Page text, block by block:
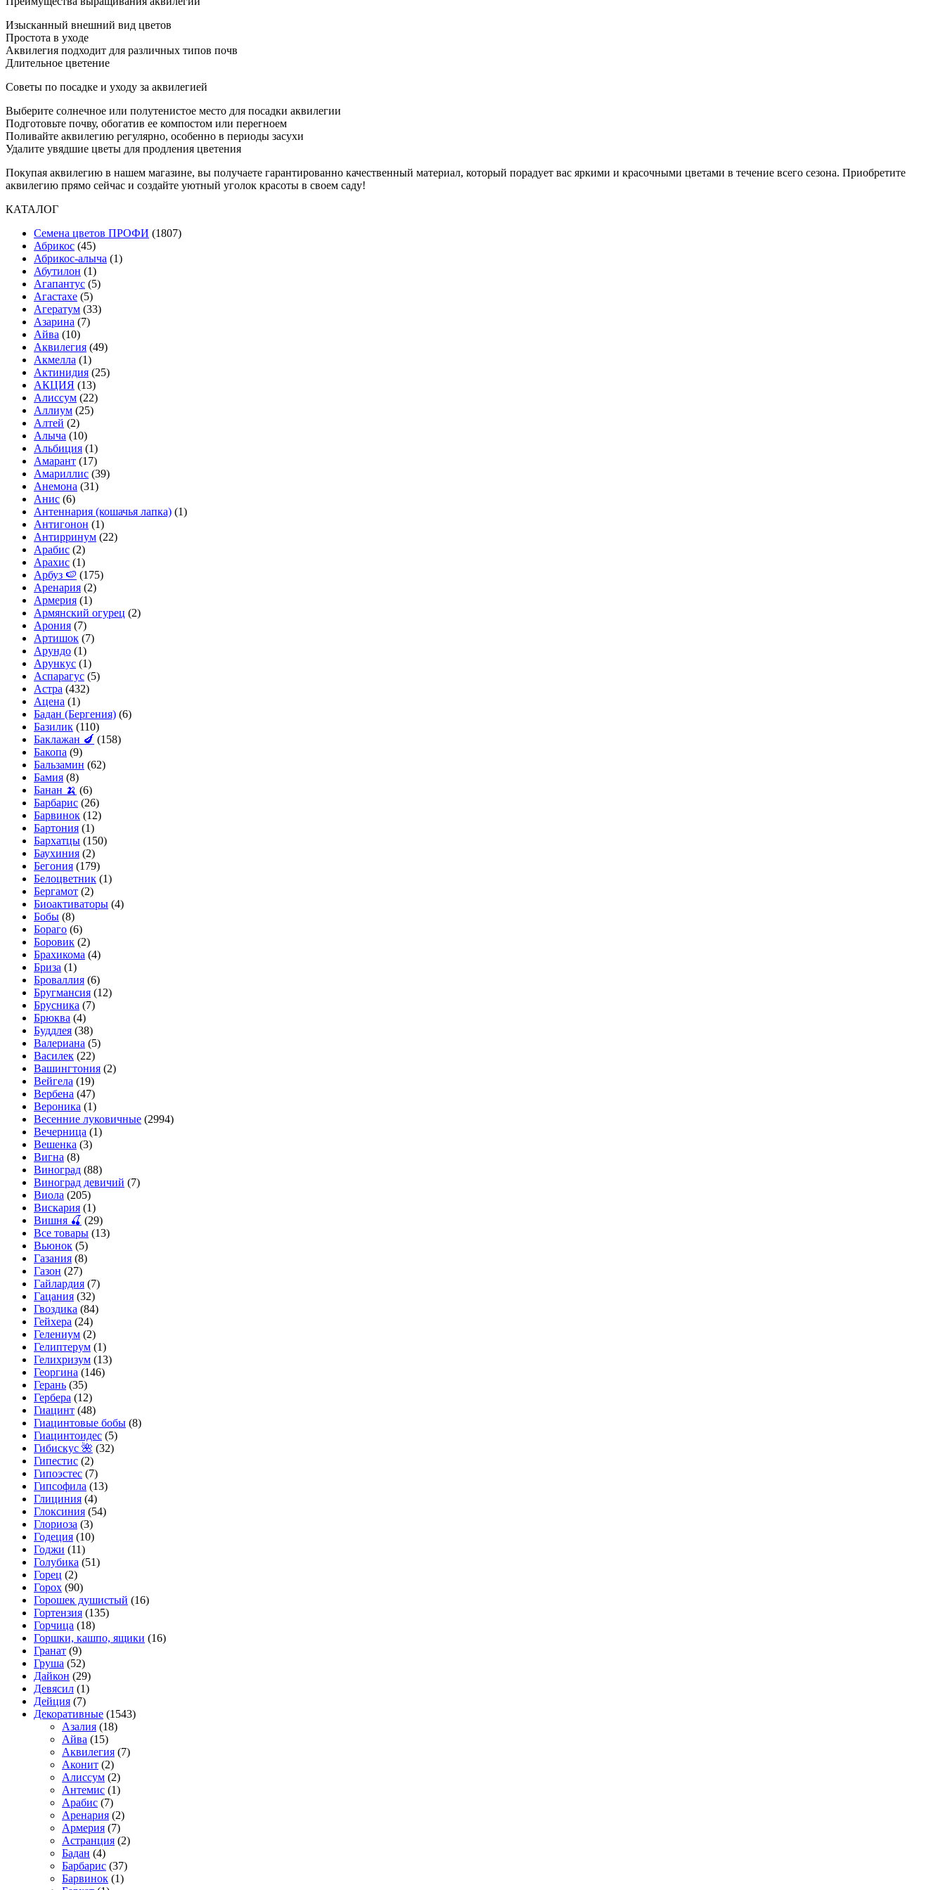
Изысканный внешний вид цветов
Простота в уходе
Аквилегия подходит для различных типов почв
Длительное цветение
Советы по посадке и уходу за аквилегией
Выберите солнечное или полутенистое место для посадки аквилегии
Подготовьте почву, обогатив ее компостом или перегноем
Поливайте аквилегию регулярно, особенно в периоды засухи
Удалите увядшие цветы для продления цветения
Покупая аквилегию в нашем магазине, вы получаете гарантированно качественный материал, который порадует вас яркими и красочными цветами в течение всего сезона. Приобретите
аквилегию прямо сейчас и создайте уютный уголок красоты в своем саду!
КАТАЛОГ
Cемена цветов ПРОФИ (1807)
Абрикос (45)
Абрикос-алыча (1)
Абутилон (1)
Агапантус (5)
Агастахе (5)
Агератум (33)
Азарина (7)
Айва (10)
Аквилегия (49)
Акмелла (1)
Актинидия (25)
АКЦИЯ (13)
Алиссум (22)
Аллиум (25)
Алтей (2)
Алыча (10)
Альбиция (1)
Амарант (17)
Амариллис (39)
Анемона (31)
Анис (6)
Антеннария (кошачья лапка) (1)
Антигонон (1)
Антирринум (22)
Арабис (2)
Арахис (1)
Арбуз 🍉 (175)
Аренария (2)
Армерия (1)
Армянский огурец (2)
Арония (7)
Артишок (7)
Арундо (1)
Арункус (1)
Аспарагус (5)
Астра (432)
Ацена (1)
Бадан (Бергения) (6)
Базилик (110)
Баклажан 🍆 (158)
Бакопа (9)
Бальзамин (62)
Бамия (8)
Банан 🍌 (6)
Барбарис (26)
Барвинок (12)
Бартония (1)
Бархатцы (150)
Баухиния (2)
Бегония (179)
Белоцветник (1)
Бергамот (2)
Биоактиваторы (4)
Бобы (8)
Бораго (6)
Боровик (2)
Брахикома (4)
Бриза (1)
Броваллия (6)
Бругмансия (12)
Брусника (7)
Брюква (4)
Буддлея (38)
Валериана (5)
Василек (22)
Вашингтония (2)
Вейгела (19)
Вербена (47)
Вероника (1)
Весенние луковичные (2994)
Вечерница (1)
Вешенка (3)
Вигна (8)
Виноград (88)
Виноград девичий (7)
Виола (205)
Вискария (1)
Вишня 🍒 (29)
Все товары (13)
Вьюнок (5)
Газания (8)
Газон (27)
Гайлардия (7)
Гацания (32)
Гвоздика (84)
Гейхера (24)
Гелениум (2)
Гелиптерум (1)
Гелихризум (13)
Георгина (146)
Герань (35)
Гербера (12)
Гиацинт (48)
Гиацинтовые бобы (8)
Гиацинтоидес (5)
Гибискус 🌺 (32)
Гипестис (2)
Гипоэстес (7)
Гипсофила (13)
Глициния (4)
Глоксиния (54)
Глориоза (3)
Годеция (10)
Годжи (11)
Голубика (51)
Горец (2)
Горох (90)
Горошек душистый (16)
Гортензия (135)
Горчица (18)
Горшки, кашпо, ящики (16)
Гранат (9)
Груша (52)
Дайкон (29)
Девясил (1)
Дейция (7)
Декоративные (1543)
Азалия (18)
Айва (15)
Аквилегия (7)
Аконит (2)
Алиссум (2)
Антемис (1)
Арабис (7)
Аренария (2)
Армерия (7)
Астранция (2)
Бадан (4)
Барбарис (37)
Барвинок (1)